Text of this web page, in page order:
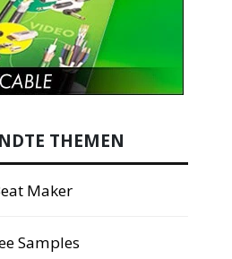
THEMEN
Maker
Samples